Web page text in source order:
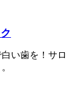
い歯を！サロ